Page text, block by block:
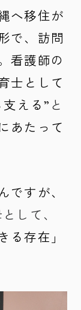
へ移住が
で、訪問
看護師の
士として
える” と
あたって
すが、
して、
る存在」